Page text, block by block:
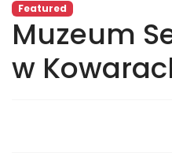
Featured
Muzeum
w